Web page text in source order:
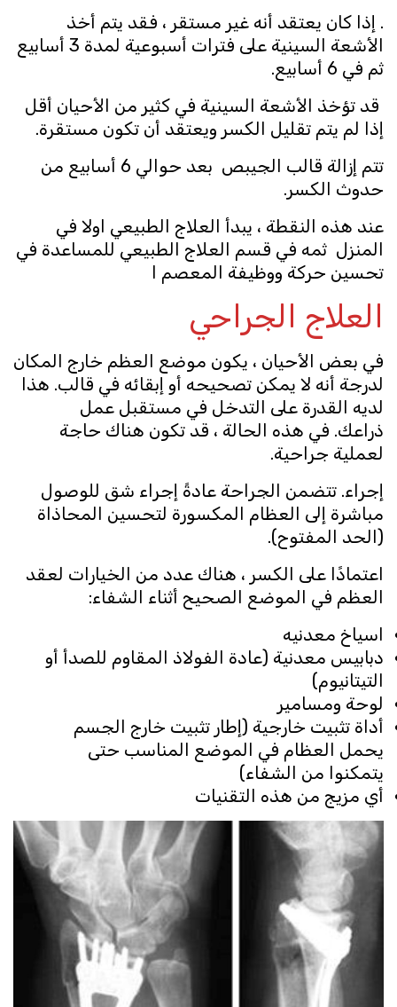
. إذا كان يعتقد أنه غير مستقر ، فقد يتم أخذ
الأشعة السينية على فترات أسبوعية لمدة 3 أسابيع
ثم في 6 أسابيع.
قد تؤخذ الأشعة السينية في كثير من الأحيان أقل
إذا لم يتم تقليل الكسر ويعتقد أن تكون مستقرة.
تتم إزالة قالب الجيبص بعد حوالي 6 أسابيع من
حدوث الكسر.
عند هذه النقطة ، يبدأ العلاج الطبيعي اولا في
المنزل ثمه في قسم العلاج الطبيعي للمساعدة في
تحسين حركة ووظيفة المعصم ا
العلاج الجراحي
في بعض الأحيان ، يكون موضع العظم خارج المكان
لدرجة أنه لا يمكن تصحيحه أو إبقائه في قالب. هذا
لديه القدرة على التدخل في مستقبل عمل
ذراعك. في هذه الحالة ، قد تكون هناك حاجة
لعملية جراحية.
إجراء. تتضمن الجراحة عادةً إجراء شق للوصول
مباشرة إلى العظام المكسورة لتحسين المحاذاة
(الحد المفتوح).
اعتمادًا على الكسر ، هناك عدد من الخيارات لعقد
العظم في الموضع الصحيح أثناء الشفاء:
اسياخ معدنيه
دبابيس معدنية (عادة الفولاذ المقاوم للصدأ أو
التيتانيوم)
لوحة ومسامير
أداة تثبيت خارجية (إطار تثبيت خارج الجسم
يحمل العظام في الموضع المناسب حتى
يتمكنوا من الشفاء)
أي مزيج من هذه التقنيات